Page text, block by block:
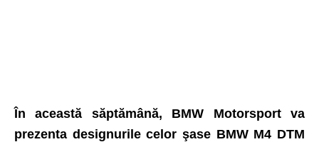
În această săptămână, BMW Motorsport va
prezenta designurile celor şase BMW M4 DTM